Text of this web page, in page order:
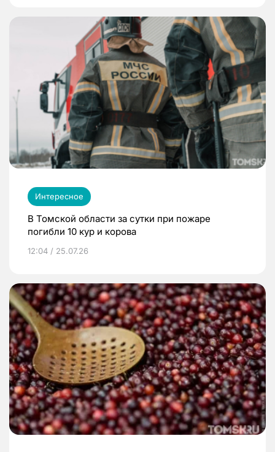
Интересное
В Томской области за сутки при пожаре
погибли 10 кур и корова
12:04 / 25.07.26